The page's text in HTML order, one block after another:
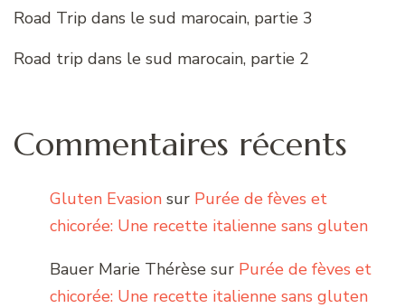
Road Trip dans le sud marocain, partie 3
Road trip dans le sud marocain, partie 2
Commentaires récents
Gluten Evasion sur Purée de fèves et
chicorée: Une recette italienne sans gluten
Bauer Marie Thérèse sur Purée de fèves et
chicorée: Une recette italienne sans gluten